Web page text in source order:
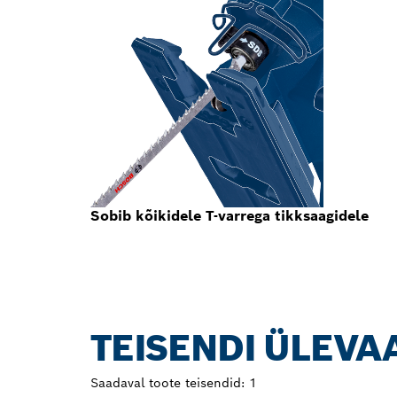
Sobib kõikidele T-varrega tikksaagidele
TEISENDI
Saadaval toote teisendid: 1